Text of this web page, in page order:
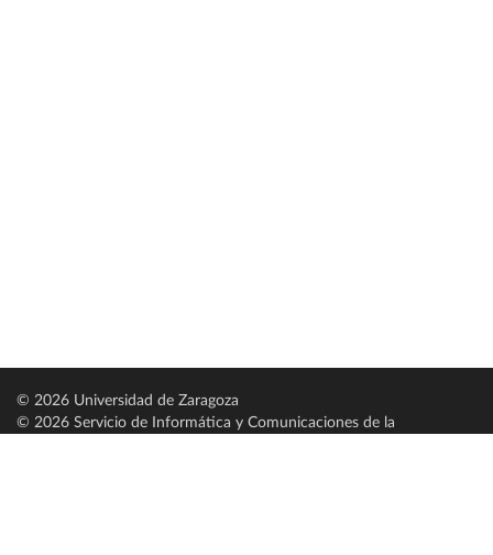
© 2026 Universidad de Zaragoza
© 2026 Servicio de Informática y Comunicaciones de la